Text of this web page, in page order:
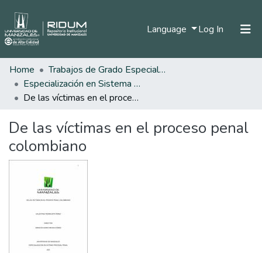
Language Log In (current)
Home
Trabajos de Grado Especializaciones
Especialización en Sistema Procesal Penal
De las víctimas en el proceso penal colombiano
De las víctimas en el proceso penal
colombiano